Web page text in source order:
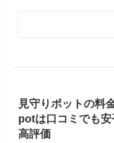
見守りポットの料
potは口コミでも
高評価